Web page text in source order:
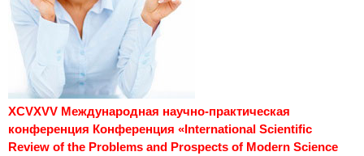
XCVXVV Международная научно-практическая
конференция Конференция «International Scientific
Review of the Problems and Prospects of Modern Science